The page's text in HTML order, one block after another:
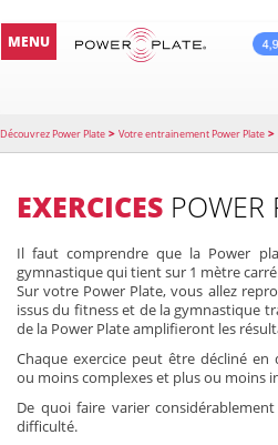
MENU
Découvrez Power Plate > Votre entrainement Power Plate >
EXERCICES POWER
Il faut comprendre que la Power
gymnastique qui tient sur 1 mètre
Sur votre Power Plate, vous allez
issus du fitness et de la gymnastique
de la Power Plate amplifieront les
Chaque exercice peut être décliné
ou moins complexes et plus ou moins
De quoi faire varier
difficulté.